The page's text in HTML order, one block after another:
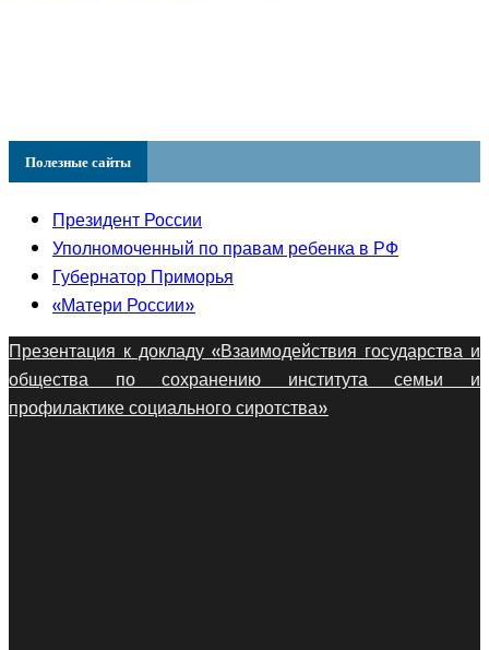
Полезные сайты
Президент России
Уполномоченный по правам ребенка в РФ
Губернатор Приморья
«Матери России»
Презентация к докладу «Взаимодействия государства и
общества по сохранению института семьи и
профилактике социального сиротства»